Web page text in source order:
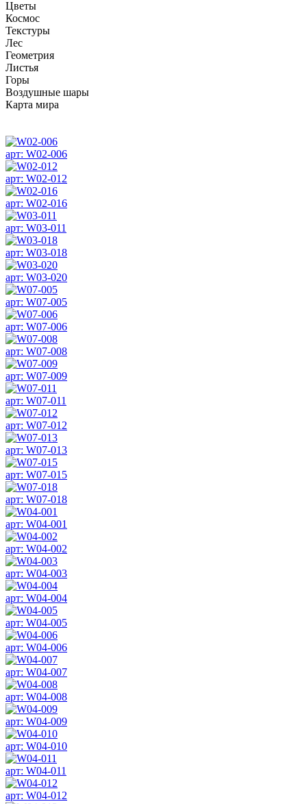
Цветы
Космос
Текстуры
Лес
Геометрия
Листья
Горы
Воздушные шары
Карта мира
арт: W02-006
арт: W02-012
арт: W02-016
арт: W03-011
арт: W03-018
арт: W03-020
арт: W07-005
арт: W07-006
арт: W07-008
арт: W07-009
арт: W07-011
арт: W07-012
арт: W07-013
арт: W07-015
арт: W07-018
арт: W04-001
арт: W04-002
арт: W04-003
арт: W04-004
арт: W04-005
арт: W04-006
арт: W04-007
арт: W04-008
арт: W04-009
арт: W04-010
арт: W04-011
арт: W04-012